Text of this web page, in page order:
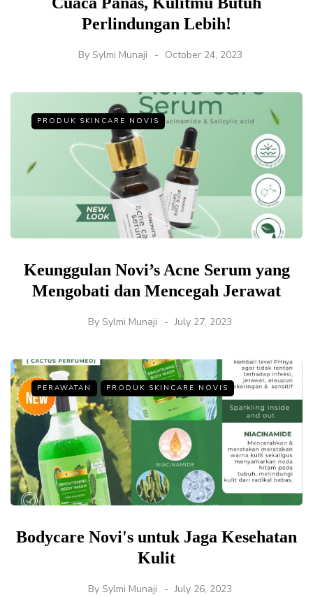
Perlindungan Lebih!
By Sylmi Munaji October 24, 2023
PRODUK SKINCARE NOVIS
Keunggulan Novi’s Acne Serum yang
Mengobati dan Mencegah Jerawat
By Sylmi Munaji July 27, 2023
PERAWATAN PRODUK SKINCARE NOVIS
Bodycare Novi's untuk Jaga Kesehatan
Kulit
By Sylmi Munaji July 26, 2023